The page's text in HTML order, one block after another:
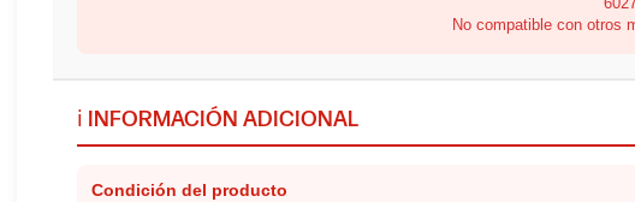
No compatible con otros
ℹ️ INFORMACIÓN ADICIONAL
Condición del producto